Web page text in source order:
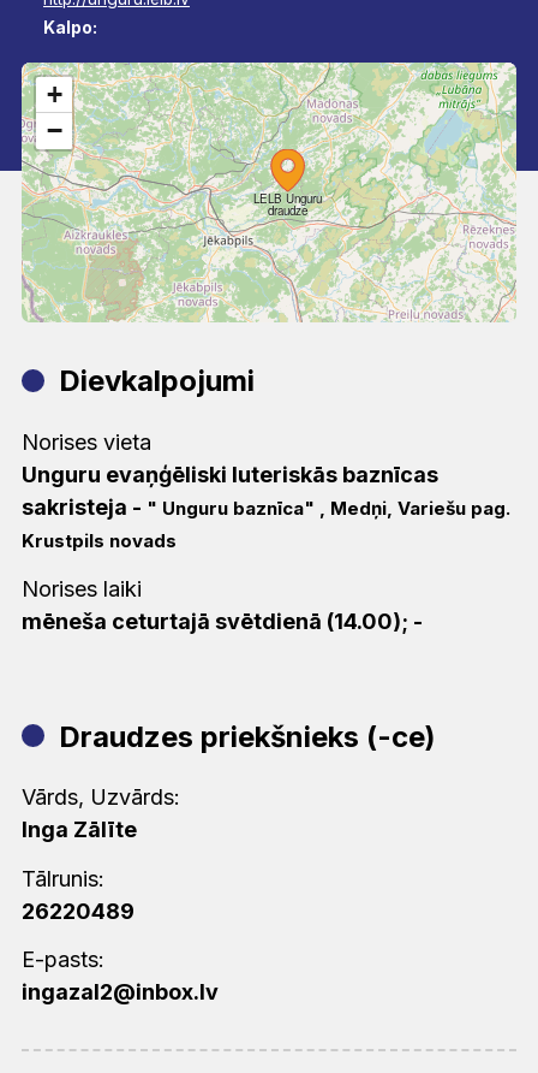
Kalpo:
LELB Unguru
draudze
+
−
Dievkalpojumi
Norises vieta
Unguru evaņģēliski luteriskās baznīcas
sakristeja - " Unguru baznīca" , Medņi, Variešu pag.
Krustpils novads
Norises laiki
mēneša ceturtajā svētdienā (14.00); -
Draudzes priekšnieks (-ce)
Vārds, Uzvārds:
Inga Zālīte
Tālrunis:
26220489
E-pasts:
ingazal2@inbox.lv